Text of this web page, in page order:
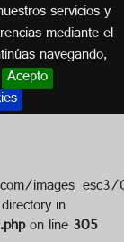
servicios y
mediante el
navegando,
Acepto
in
on line305